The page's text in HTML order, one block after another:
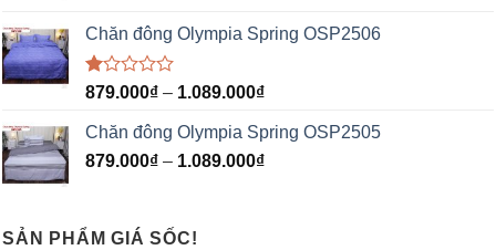
Chăn đông Olympia Spring OSP2506
Được
hạng
1.00
5
879.000₫ – 1.089.000₫
Chăn đông Olympia Spring OSP2505
879.000₫ – 1.089.000₫
SẢN PHẨM GIÁ SỐC!